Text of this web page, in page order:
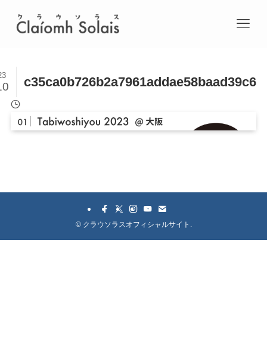
c35ca0b726b2a7961addae58baad39c6
©クラウソラスオフィシャルサイト.